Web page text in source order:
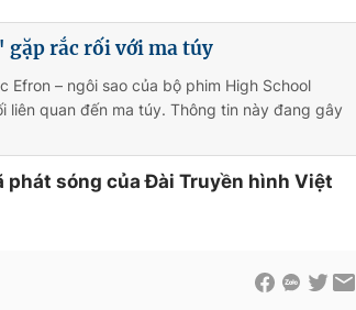
gặp rắc rối với ma túy
Efron – ngôi sao của bộ phim High School
liên quan đến ma túy. Thông tin này đang gây
sóng của Đài Truyền hình Việt